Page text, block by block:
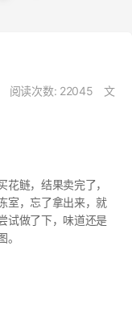
阅读次数: 22045
文
鲢，结果卖完了，
室，忘了拿出来，就
试做了下，味道还是